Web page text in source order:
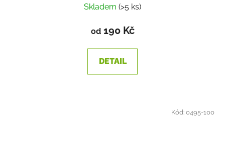
Skladem (>5 ks)
od190 Kč
DETAIL
Kód:0495-100